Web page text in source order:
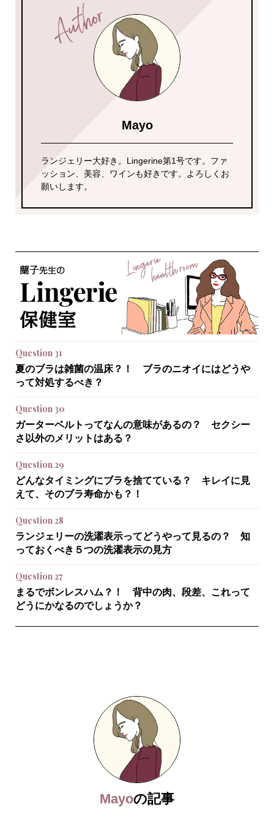
Mayo
ランジェリー大好き。Lingerine第1号です。ファ
ッション、美容、ワインも好きです。よろしくお
願いします。
Question 31
夏のブラは雑菌の温床？！ ブラのニオイにはどうや
って対処するべき？
Question 30
ガーターベルトってなんの意味があるの？ セクシー
さ以外のメリットはある？
Question 29
どんなタイミングにブラを捨てている？ キレイに見
えて、そのブラ寿命かも？！
Question 28
ランジェリーの洗濯表示ってどうやって見るの？ 知
っておくべき５つの洗濯表示の見方
Question 27
まるでボンレスハム？！ 背中の肉、段差、これって
どうにかなるのでしょうか？
Mayoの記事